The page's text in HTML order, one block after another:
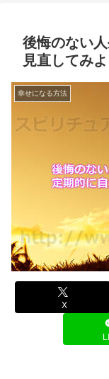
後悔のない
見直してみよ
幸せになる方法
X